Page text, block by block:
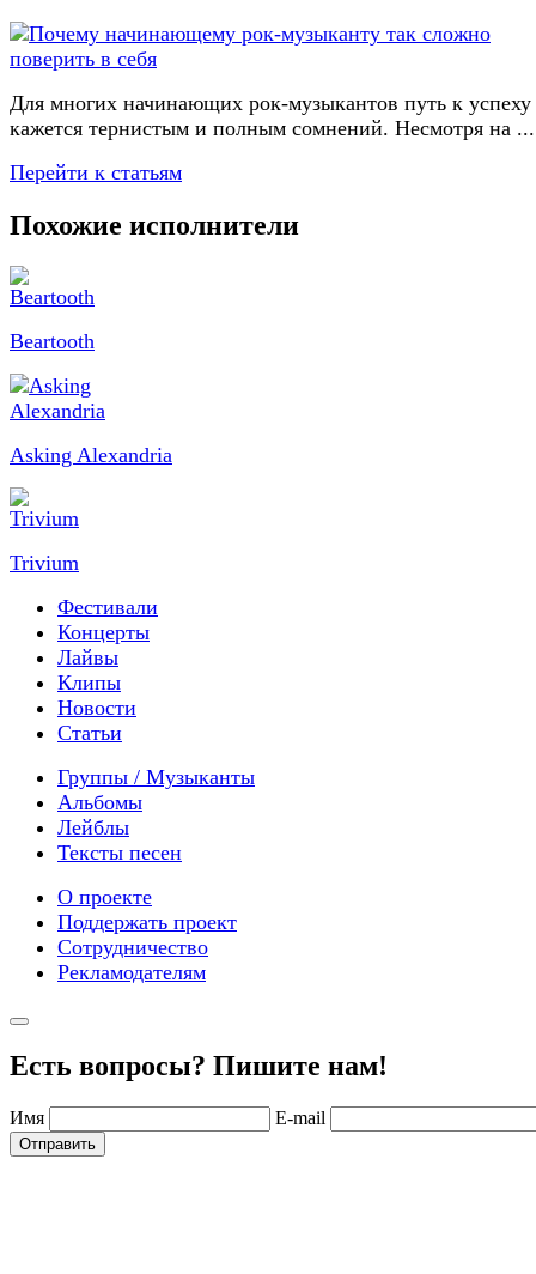
Для многих начинающих рок-музыкантов путь к успеху
кажется тернистым и полным сомнений. Несмотря на ...
Перейти к статьям
Похожие исполнители
Beartooth
Asking Alexandria
Trivium
Фестивали
Концерты
Лайвы
Клипы
Новости
Статьи
Группы / Музыканты
Альбомы
Лейблы
Тексты песен
О проекте
Поддержать проект
Сотрудничество
Рекламодателям
Есть вопросы? Пишите нам!
Имя E-mail